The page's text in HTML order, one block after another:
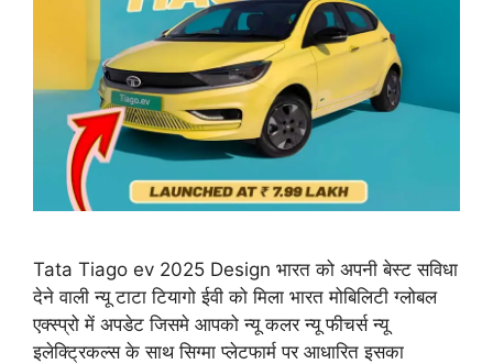
Tata Tiago ev 2025 Design भारत को अपनी बेस्ट सविधा
देने वाली न्यू टाटा टियागो ईवी को मिला भारत मोबिलिटी ग्लोबल
एक्स्प्रो में अपडेट जिसमे आपको न्यू कलर न्यू फीचर्स न्यू
इलेक्ट्रिकल्स के साथ सिग्मा प्लेटफार्म पर आधारित इसका